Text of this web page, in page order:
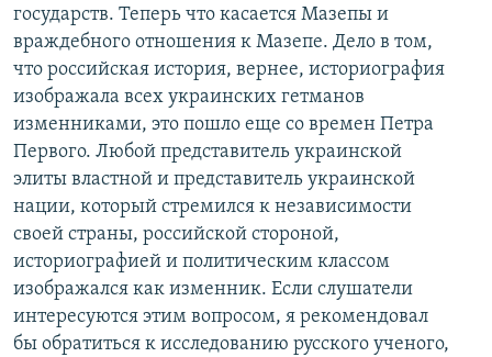
государств. Теперь что касается Мазепы и
враждебного отношения к Мазепе. Дело в том,
что российская история, вернее, историография
изображала всех украинских гетманов
изменниками, это пошло еще со времен Петра
Первого. Любой представитель украинской
элиты властной и представитель украинской
нации, который стремился к независимости
своей страны, российской стороной,
историографией и политическим классом
изображался как изменник. Если слушатели
интересуются этим вопросом, я рекомендовал
бы обратиться к исследованию русского ученого,